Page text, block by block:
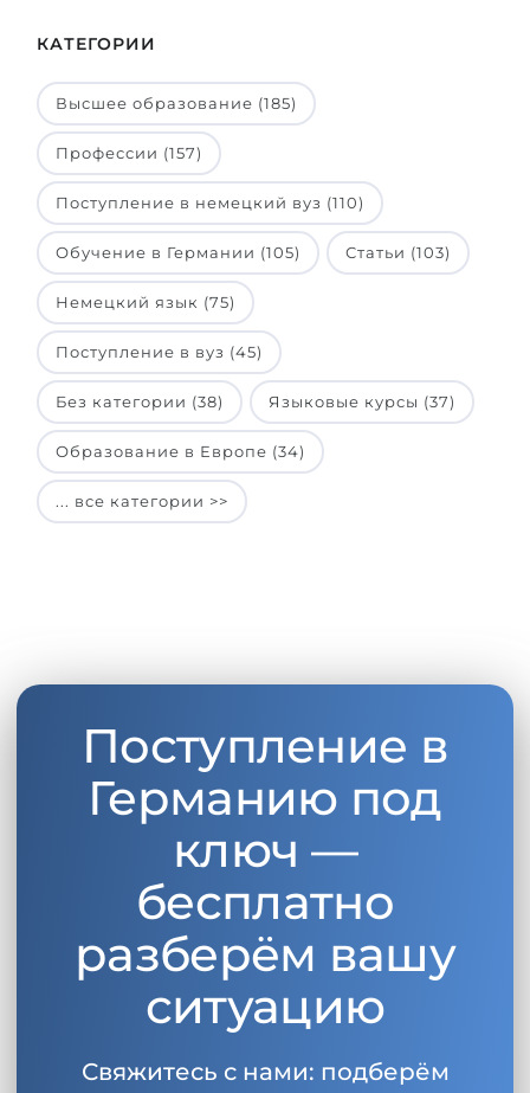
КАТЕГОРИИ
Высшее образование (185)
Профессии (157)
Поступление в немецкий вуз (110)
Обучение в Германии (105) Статьи (103)
Немецкий язык (75)
Поступление в вуз (45)
Без категории (38) Языковые курсы (37)
Образование в Европе (34)
... все категории >>
Поступление в
Германию под
ключ —
бесплатно
разберём вашу
ситуацию
Свяжитесь с нами: подберём